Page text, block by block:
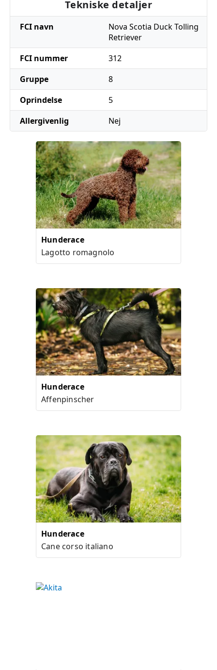
Tekniske detaljer
FCI navn
Nova Scotia Duck Tolling
Retriever
FCI nummer
312
Gruppe
8
Oprindelse
5
Allergivenlig
Nej
Hunderace
Lagotto romagnolo
Hunderace
Affenpinscher
Hunderace
Cane corso italiano